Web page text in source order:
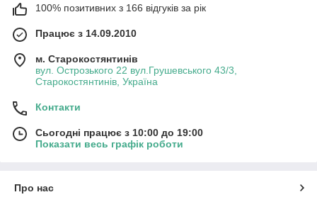
100% позитивних з 166 відгуків за рік
Працює з 14.09.2010
м. Старокостянтинів
вул. Острозького 22 вул.Грушевського 43/3,
Старокостянтинів, Україна
Контакти
Сьогодні працює з 10:00 до 19:00
Показати весь графік роботи
Про нас